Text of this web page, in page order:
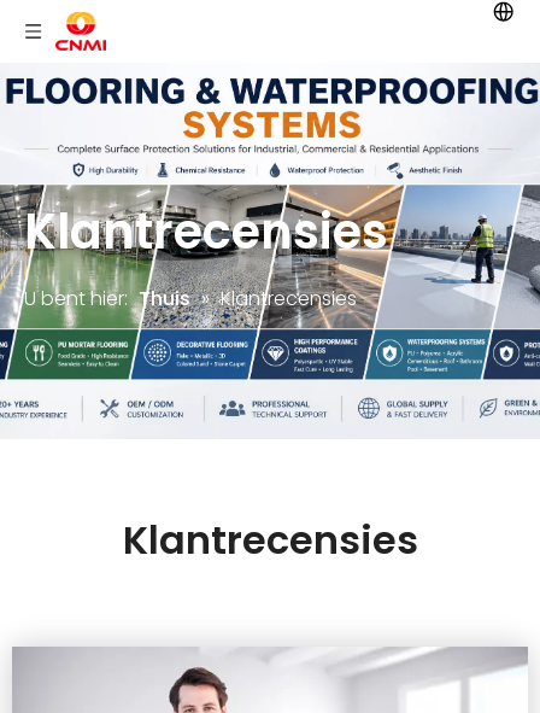
Klantrecensies
U bent hier: Thuis » Klantrecensies
Klantrecensies